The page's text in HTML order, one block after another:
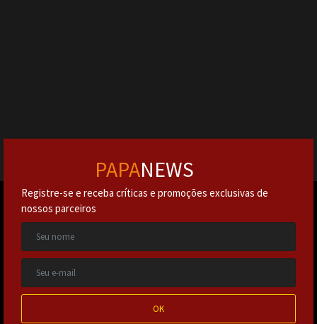
PAPANEWS
Registre-se e receba críticas e promoções exclusivas de
nossos parceiros
OK